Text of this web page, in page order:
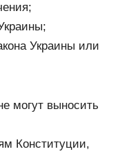
Украины или
могут выносить
Конституции,